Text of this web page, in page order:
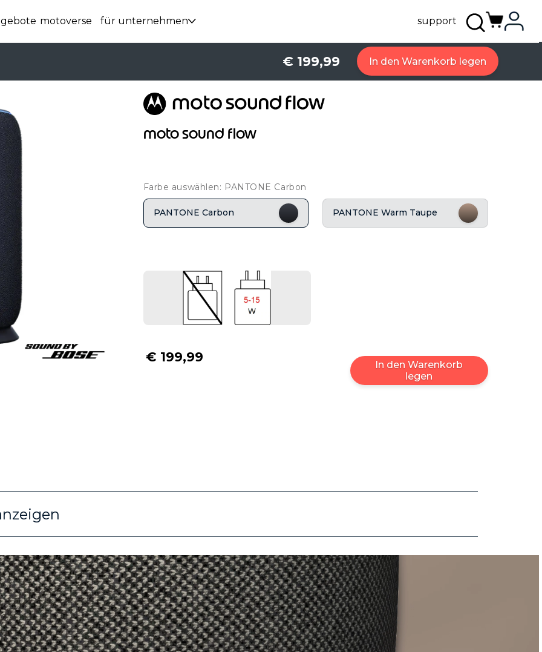
motoverse für unternehmen support
€ 199,99 In den Warenkorb legen
moto sound flow
Farbe auswählen: PANTONE Carbon
PANTONE Carbon PANTONE Warm Taupe
€ 199,99
In den Warenkorb
legen